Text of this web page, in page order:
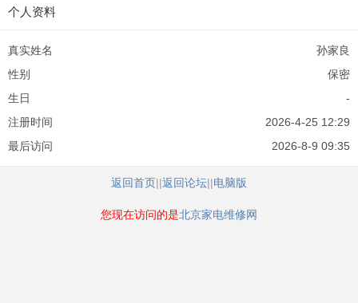
个人资料
真实姓名
孙家良
性别
保密
生日
-
注册时间
2026-4-25 12:29
最后访问
2026-8-9 09:35
返回首页||返回论坛||电脑版
您现在访问的是北京家电维修网